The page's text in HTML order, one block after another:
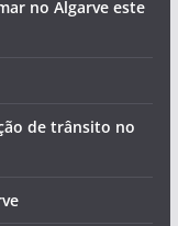
no Algarve este
de trânsito no